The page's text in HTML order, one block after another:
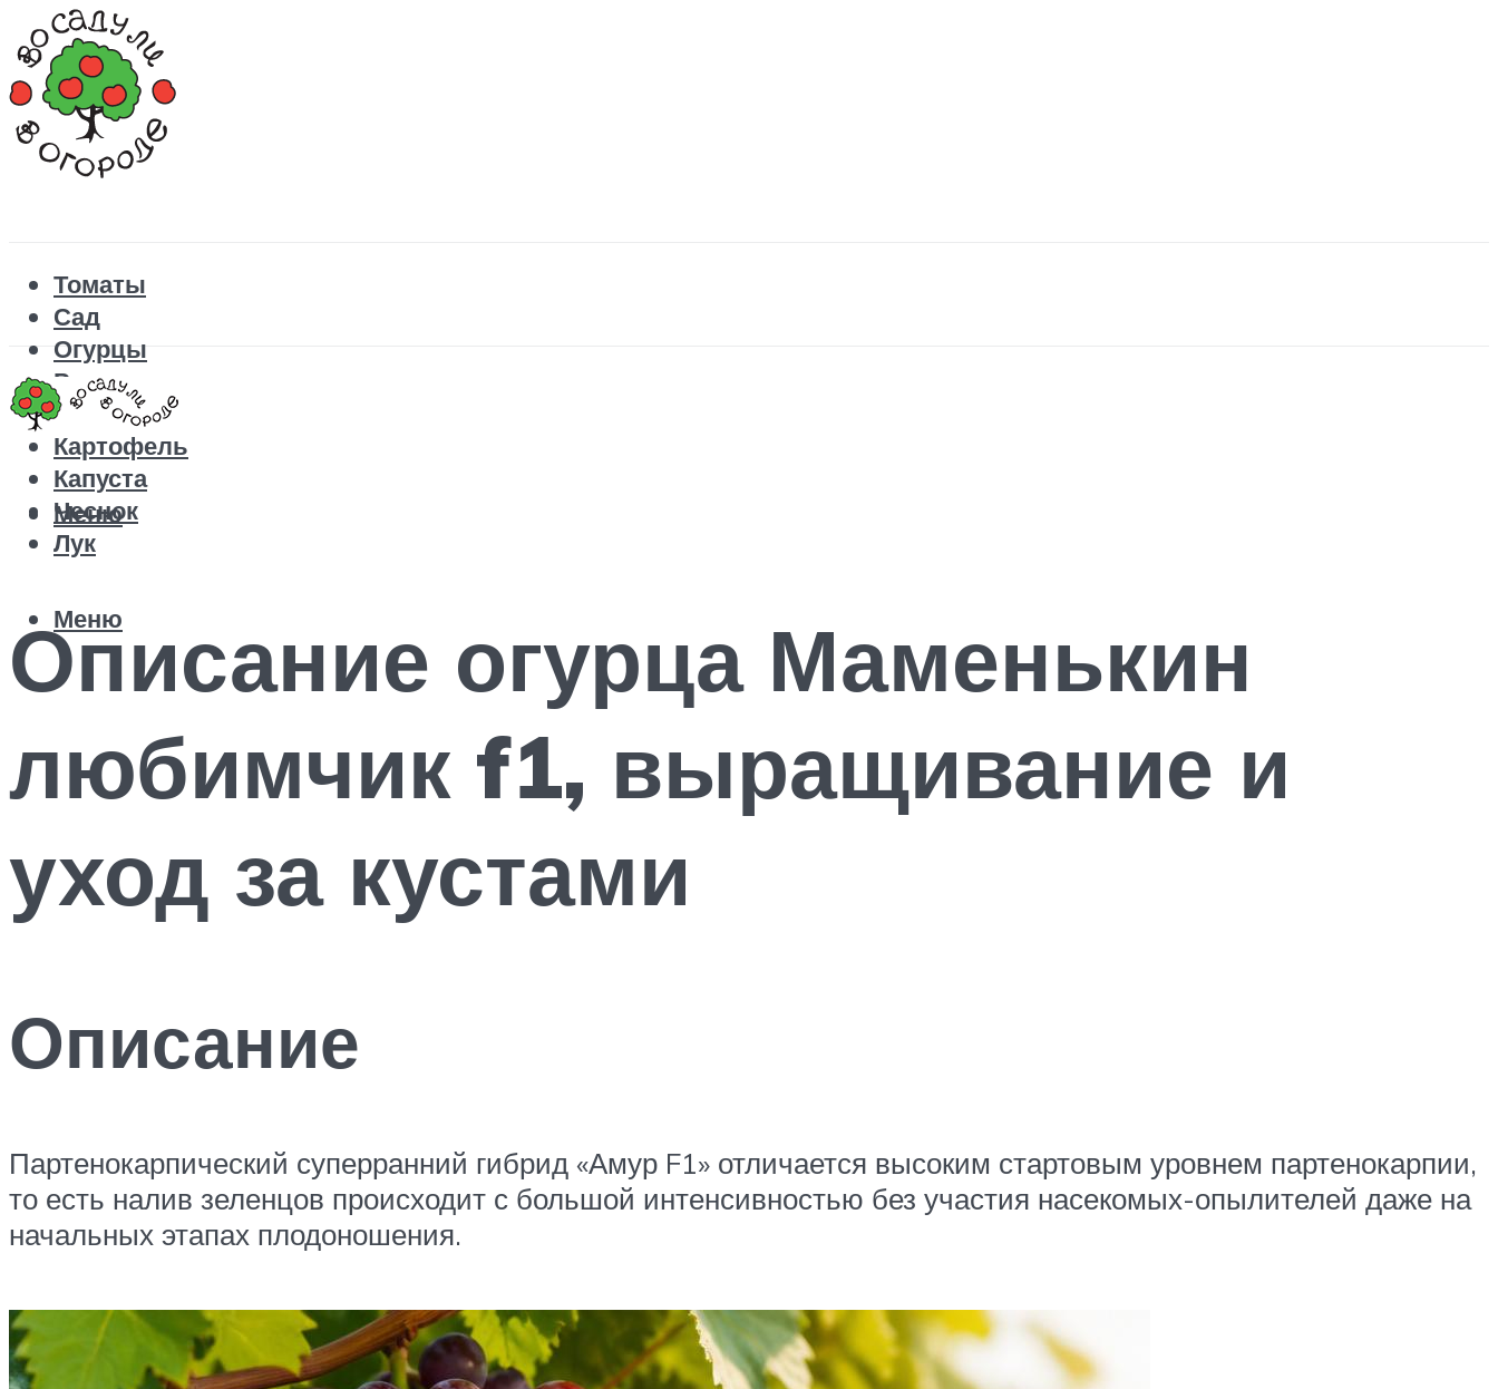
Томаты
Сад
Огурцы
Рецепты
Перец
Картофель
Капуста
Чеснок
Лук
Меню
Меню
Описание огурца Маменькин
любимчик f1, выращивание и
уход за кустами
Описание
Партенокарпический суперранний гибрид «Амур F1» отличается высоким стартовым уровнем партенокарпии,
то есть налив зеленцов происходит с большой интенсивностью без участия насекомых-опылителей даже на
начальных этапах плодоношения.